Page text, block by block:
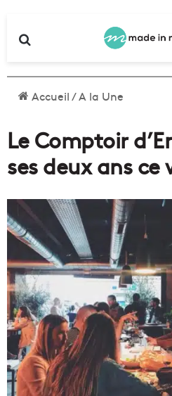
Accueil/A la Une
Le Comptoir
ses deux ans ce